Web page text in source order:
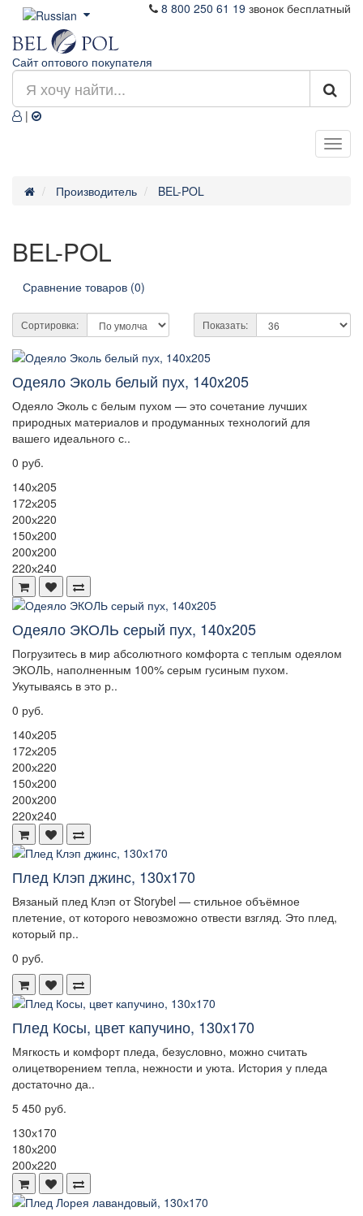
8 800 250 61 19 звонок бесплатный
Сайт оптового покупателя
|
Производитель BEL-POL
BEL-POL
Сравнение товаров (0)
Сортировка: Показать:
Одеяло Эколь белый пух, 140x205
Одеяло Эколь с белым пухом — это сочетание лучших
природных материалов и продуманных технологий для
вашего идеального с..
0 руб.
140х205
172х205
200х220
150х200
200x200
220х240
Одеяло ЭКОЛЬ серый пух, 140x205
Погрузитесь в мир абсолютного комфорта с теплым одеялом
ЭКОЛЬ, наполненным 100% серым гусиным пухом.
Укутываясь в это р..
0 руб.
140х205
172х205
200х220
150х200
200x200
220x240
Плед Клэп джинс, 130х170
Вязаный плед Клэп от Storybel — стильное объёмное
плетение, от которого невозможно отвести взгляд. Это плед,
который пр..
0 руб.
Плед Косы, цвет капучино, 130х170
Мягкость и комфорт пледа, безусловно, можно считать
олицетворением тепла, нежности и уюта. История у пледа
достаточно да..
5 450 руб.
130х170
180х200
200х220